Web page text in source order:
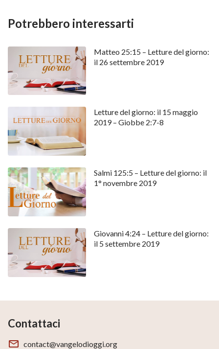
Potrebbero interessarti
Matteo 25:15 – Letture del giorno:
il 26 settembre 2019
Letture del giorno: il 15 maggio
2019 – Giobbe 2:7-8
Salmi 125:5 – Letture del giorno: il
1° novembre 2019
Giovanni 4:24 – Letture del giorno:
il 5 settembre 2019
Contattaci
contact@vangelodioggi.org